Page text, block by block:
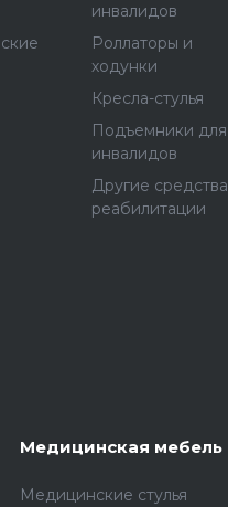
инвалидов
Роллаторы и
ходунки
Кресла-стулья
Подъемники для
инвалидов
Другие средства
реабилитации
Медицинская мебель
Медицинские стулья